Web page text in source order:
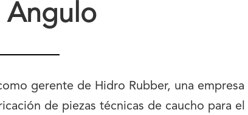
Angulo
gerente de Hidro Rubber, una empresa
de piezas técnicas de caucho para